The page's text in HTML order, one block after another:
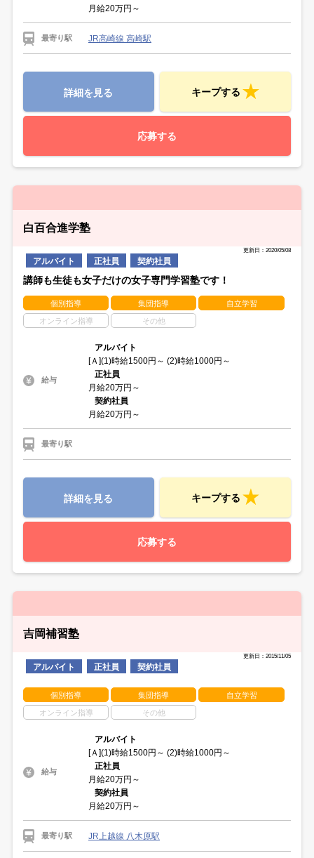
月給20万円～
最寄り駅 JR高崎線 高崎駅
詳細を見る キープする
応募する
白百合進学塾
更新日：2020/05/08
アルバイト 正社員 契約社員
講師も生徒も女子だけの女子専門学習塾です！
個別指導 集団指導 自立学習
オンライン指導 その他
給与
アルバイト
[Ａ](1)時給1500円～ (2)時給1000円～
正社員
月給20万円～
契約社員
月給20万円～
最寄り駅
詳細を見る キープする
応募する
吉岡補習塾
更新日：2015/11/05
アルバイト 正社員 契約社員
個別指導 集団指導 自立学習
オンライン指導 その他
給与
アルバイト
[Ａ](1)時給1500円～ (2)時給1000円～
正社員
月給20万円～
契約社員
月給20万円～
最寄り駅 JR上越線 八木原駅